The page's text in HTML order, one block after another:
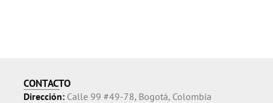
CONTACTO
Dirección: Calle 99 #49-78, Bogotá, Colombia